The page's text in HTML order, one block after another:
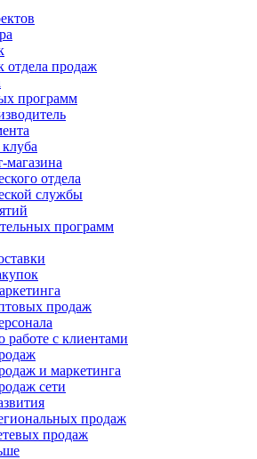
отдела продаж
программ
магазина
отдела
службы
программ
продаж
работе с клиентами
и маркетинга
сети
продаж
продаж